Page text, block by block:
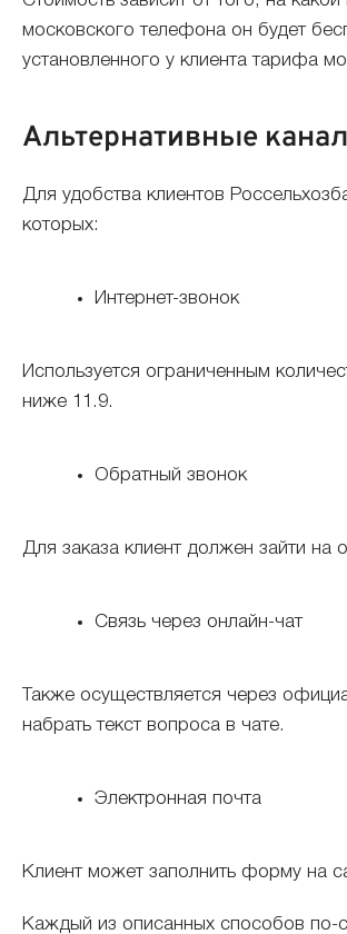
московского телефона он будет
установленного у клиента тарифа
Альтернативные
Для удобства клиентов
которых:
Интернет-звонок
Используется ограниченным
ниже 11.9.
Обратный звонок
Для заказа клиент должен зайти на
Связь через онлайн-чат
Также осуществляется через
набрать текст вопроса в чате.
Электронная почта
Клиент может заполнить форму на
Каждый из описанных способов по-